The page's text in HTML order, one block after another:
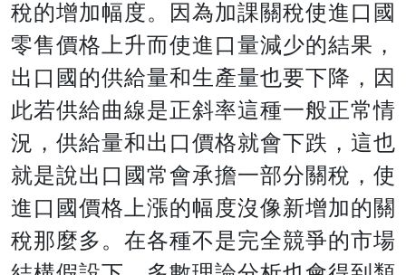
稅的增加幅度。因為加課關稅使進口國
零售價格上升而使進口量減少的結果，
出口國的供給量和生產量也要下降，因
此若供給曲線是正斜率這種一般正常情
況，供給量和出口價格就會下跌，這也
就是說出口國常會承擔一部分關稅，使
進口國價格上漲的幅度沒像新增加的關
稅那麼多。在各種不是完全競爭的市場